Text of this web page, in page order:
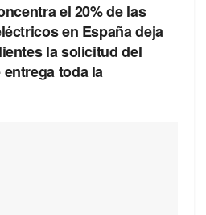
el 20% de las
en España deja
la solicitud del
toda la